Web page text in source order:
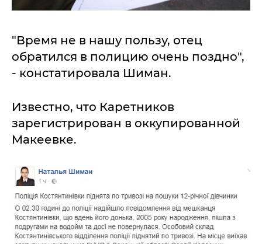
"Время не в нашу пользу, отец
обратился в полицию очень поздно",
- констатировала Шиман.
Известно, что Каретников
зарегистрирован в оккупированной
Макеевке.